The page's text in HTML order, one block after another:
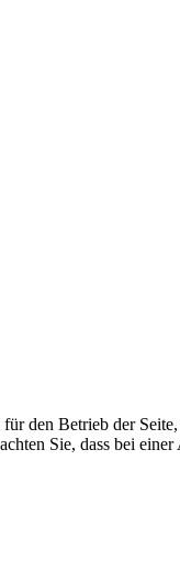
den Betrieb der
Sie, dass bei